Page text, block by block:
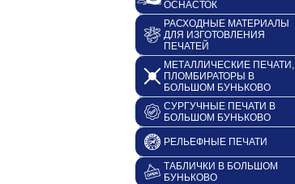
ОСНАСТОК
РАСХОДНЫЕ МАТЕРИАЛЫ
ДЛЯ ИЗГОТОВЛЕНИЯ
ПЕЧАТЕЙ
МЕТАЛЛИЧЕСКИЕ ПЕЧАТИ,
ПЛОМБИРАТОРЫ В
БОЛЬШОМ БУНЬКОВО
СУРГУЧНЫЕ ПЕЧАТИ В
БОЛЬШОМ БУНЬКОВО
РЕЛЬЕФНЫЕ ПЕЧАТИ
ТАБЛИЧКИ В БОЛЬШОМ
БУНЬКОВО